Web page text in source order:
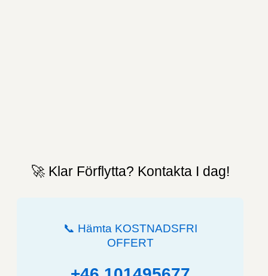
🚀 Klar Förflytta? Kontakta I dag!
📞 Hämta KOSTNADSFRI
OFFERT